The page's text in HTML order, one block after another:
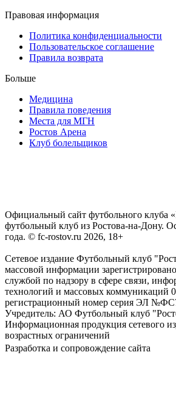
Правовая информация
Политика конфиденциальности
Пользовательское соглашение
Правила возврата
Больше
Медицина
Правила поведения
Места для МГН
Ростов Арена
Клуб болельщиков
Официальный сайт футбольного клуба
футбольный клуб из Ростова-на-Дону.
года. © fc-rostov.ru 2026, 18+
Сетевое издание Футбольный клуб
массовой информации
службой по надзору в сфере связи,
технологий и массовых коммуникаций
регистрационный номер серия ЭЛ
Учредитель: АО Футбольный клуб
Информационная продукция сетевого
возрастных ограничений
Разработка и сопровождение сайта